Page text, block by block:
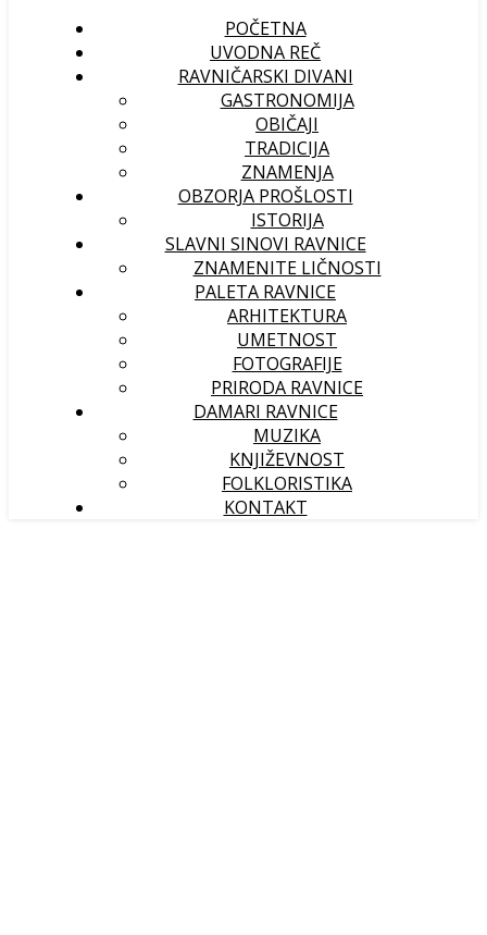
POČETNA
UVODNA REČ
RAVNIČARSKI DIVANI
GASTRONOMIJA
OBIČAJI
TRADICIJA
ZNAMENJA
OBZORJA PROŠLOSTI
ISTORIJA
SLAVNI SINOVI RAVNICE
ZNAMENITE LIČNOSTI
PALETA RAVNICE
ARHITEKTURA
UMETNOST
FOTOGRAFIJE
PRIRODA RAVNICE
DAMARI RAVNICE
MUZIKA
KNJIŽEVNOST
FOLKLORISTIKA
KONTAKT